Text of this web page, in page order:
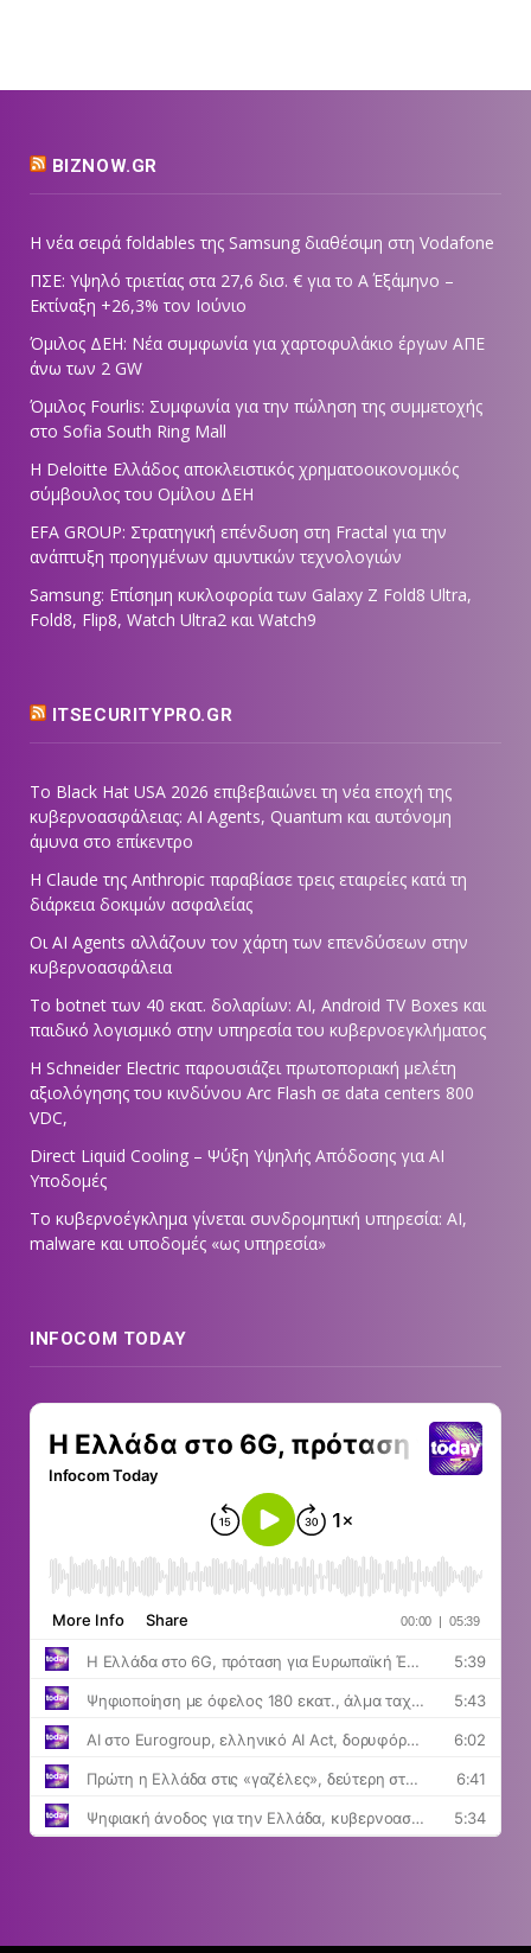
BIZNOW.GR
Η νέα σειρά foldables της Samsung διαθέσιμη στη Vodafone
ΠΣΕ: Υψηλό τριετίας στα 27,6 δισ. € για το Α΄ Εξάμηνο –
Εκτίναξη +26,3% τον Ιούνιο
Όμιλος ΔΕΗ: Νέα συμφωνία για χαρτοφυλάκιο έργων ΑΠΕ
άνω των 2 GW
Όμιλος Fourlis: Συμφωνία για την πώληση της συμμετοχής
στο Sofia South Ring Mall
Η Deloitte Ελλάδος αποκλειστικός χρηματοοικονομικός
σύμβουλος του Ομίλου ΔΕΗ
EFA GROUP: Στρατηγική επένδυση στη Fractal για την
ανάπτυξη προηγμένων αμυντικών τεχνολογιών
Samsung: Επίσημη κυκλοφορία των Galaxy Z Fold8 Ultra,
Fold8, Flip8, Watch Ultra2 και Watch9
ITSECURITYPRO.GR
Το Black Hat USA 2026 επιβεβαιώνει τη νέα εποχή της
κυβερνοασφάλειας: AI Agents, Quantum και αυτόνομη
άμυνα στο επίκεντρο
Η Claude της Anthropic παραβίασε τρεις εταιρείες κατά τη
διάρκεια δοκιμών ασφαλείας
Οι AI Agents αλλάζουν τον χάρτη των επενδύσεων στην
κυβερνοασφάλεια
Το botnet των 40 εκατ. δολαρίων: AI, Android TV Boxes και
παιδικό λογισμικό στην υπηρεσία του κυβερνοεγκλήματος
Η Schneider Electric παρουσιάζει πρωτοποριακή μελέτη
αξιολόγησης του κινδύνου Arc Flash σε data centers 800
VDC,
Direct Liquid Cooling – Ψύξη Υψηλής Απόδοσης για AI
Υποδομές
Το κυβερνοέγκλημα γίνεται συνδρομητική υπηρεσία: AI,
malware και υποδομές «ως υπηρεσία»
INFOCOM TODAY